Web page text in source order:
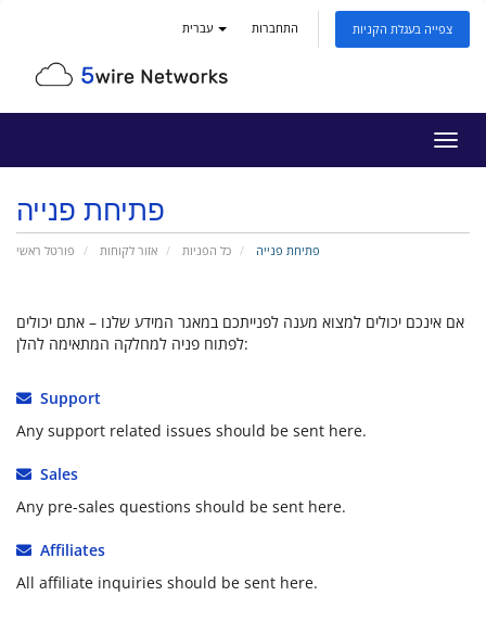
התחברות צפייה בעגלת הקניות
ניווט
פתיחת פנייה
פורטל ראשי אזור לקוחות כל הפניות פתיחת פנייה
אם אינכם יכולים למצוא מענה לפנייתכם במאגר המידע שלנו – אתם יכולים
לפתוח פניה למחלקה המתאימה להלן:
Support
Any support related issues should be sent here.
Sales
Any pre-sales questions should be sent here.
Affiliates
All affiliate inquiries should be sent here.